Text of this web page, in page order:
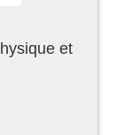
et